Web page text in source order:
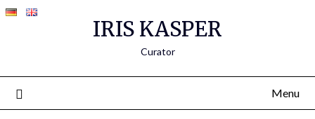
IRIS KASPER
Curator
Menu